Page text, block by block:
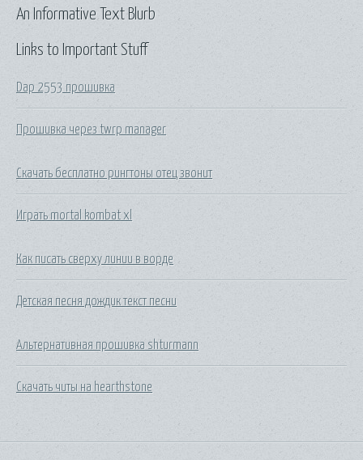
Links to Important Stuff
Dap 2553 прошивка
Прошивка через twrp manager
Скачать бесплатно рингтоны отец звонит
Играть mortal kombat xl
Как писать сверху линии в ворде
Детская песня дождик текст песни
Альтернативная прошивка shturmann
Скачать читы на hearthstone
An Informative Text Blurb